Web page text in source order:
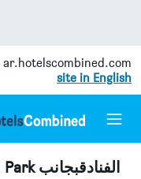
ar.hotelscombined.com
site in English